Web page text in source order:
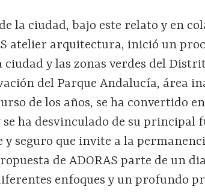
la ciudad, bajo este relato y en
atelier arquitectura, inició un
ciudad y las zonas verdes del
del Parque Andalucía, área
de los años, se ha convertido
se ha desvinculado de su principal
y seguro que invite a la
de ADORAS parte de un
enfoques y un profundo